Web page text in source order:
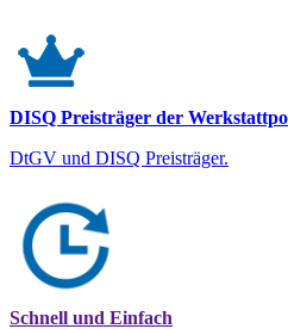
DISQ Preisträger der
DtGV und DISQ Preisträger.
Schnell und Einfach